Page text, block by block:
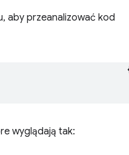
aby przeanalizować kod
wyglądają tak: